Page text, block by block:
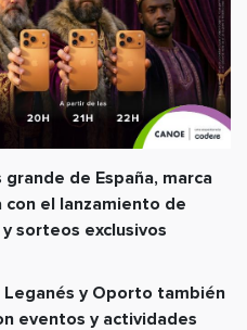
grande de España, marca
el lanzamiento de
sorteos exclusivos
Leganés y Oporto también
eventos y actividades